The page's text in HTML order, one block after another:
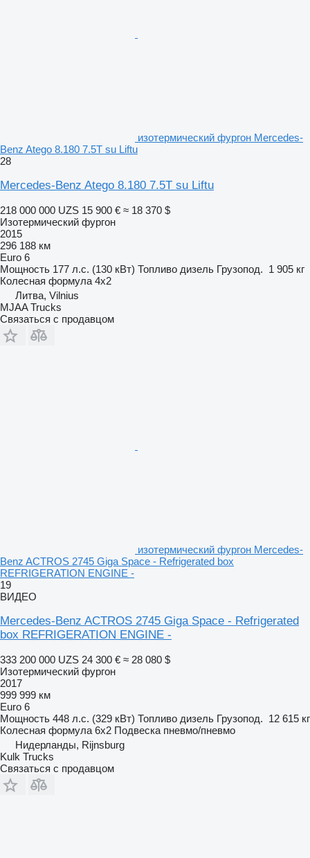
изотермический фургон Mercedes-
Benz Atego 8.180 7.5T su Liftu
28
Mercedes-Benz Atego 8.180 7.5T su Liftu
218 000 000 UZS 15 900 € ≈ 18 370 $
Изотермический фургон
2015
296 188 км
Euro 6
Мощность 177 л.с. (130 кВт) Топливо дизель Грузопод. 1 905 кг
Колесная формула 4x2
Литва, Vilnius
MJAA Trucks
Связаться с продавцом
изотермический фургон Mercedes-
Benz ACTROS 2745 Giga Space - Refrigerated box
REFRIGERATION ENGINE -
19
ВИДЕО
Mercedes-Benz ACTROS 2745 Giga Space - Refrigerated
box REFRIGERATION ENGINE -
333 200 000 UZS 24 300 € ≈ 28 080 $
Изотермический фургон
2017
999 999 км
Euro 6
Мощность 448 л.с. (329 кВт) Топливо дизель Грузопод. 12 615 кг
Колесная формула 6x2 Подвеска пневмо/пневмо
Нидерланды, Rijnsburg
Kulk Trucks
Связаться с продавцом